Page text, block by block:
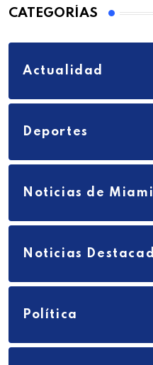
CATEGORÍAS
Actualidad
Deportes
Noticias de Miami
Noticias
Política